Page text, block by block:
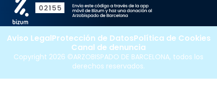
Copyright 2026 ©ARZOBISPADO DE BARCELONA, todos los
derechos reservados.
Aviso LegalProtección de DatosPolítica de Cookies
Canal de denuncia